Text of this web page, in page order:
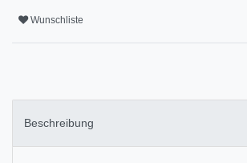
Wunschliste
Beschreibung